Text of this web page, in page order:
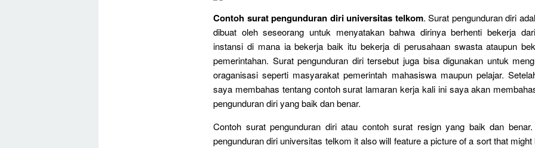
Contoh surat pengunduran diri universitas telkom. Surat pengunduran diri
dibuat oleh seseorang untuk menyatakan bahwa dirinya berhenti bekerja
instansi di mana ia bekerja baik itu bekerja di perusahaan swasta ataupun
pemerintahan. Surat pengunduran diri tersebut juga bisa digunakan untuk
oraganisasi seperti masyarakat pemerintah mahasiswa maupun pelajar.
saya membahas tentang contoh surat lamaran kerja kali ini saya akan
pengunduran diri yang baik dan benar.
Contoh surat pengunduran diri atau contoh surat resign yang baik dan
pengunduran diri universitas telkom it also will feature a picture of a sort that